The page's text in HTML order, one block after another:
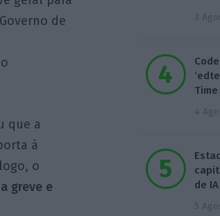
de
que a
à
o
greve e
3
Time
4
de IA
5